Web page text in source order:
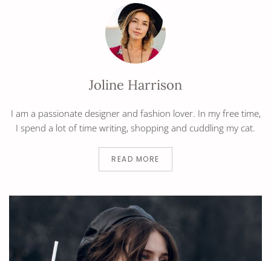
Joline Harrison
I am a passionate designer and fashion lover. In my free time,
I spend a lot of time writing, shopping and cuddling my cat.
READ MORE